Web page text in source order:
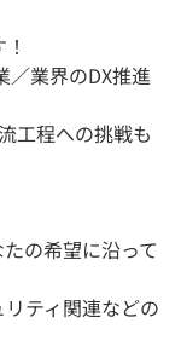
／業界のDX推進
工程への挑戦も
の希望に沿って
ティ関連などの